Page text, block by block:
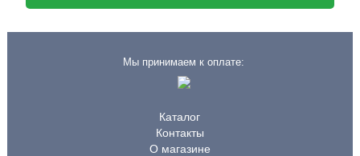
Мы принимаем к оплате:
Каталог
Контакты
О магазине